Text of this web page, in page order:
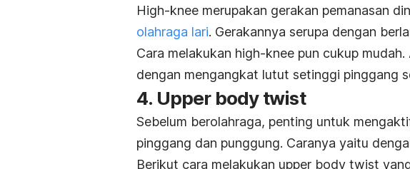
High-knee merupakan gerakan pemanasan
olahraga lari. Gerakannya serupa dengan
Cara melakukan high-knee pun cukup
dengan mengangkat lutut setinggi pinggang
4. Upper body twist
Sebelum berolahraga, penting untuk
pinggang dan punggung. Caranya yaitu
Berikut cara melakukan upper body twist